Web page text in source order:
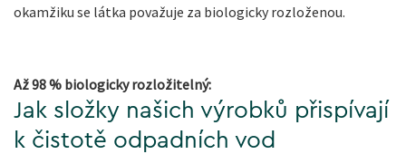
okamžiku se látka považuje za biologicky rozloženou.
Až 98 % biologicky rozložitelný:
Jak složky našich výrobků přispívají
k čistotě odpadních vod